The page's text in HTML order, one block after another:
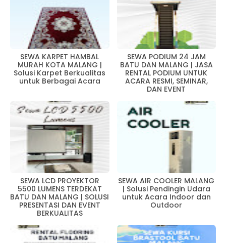
SEWA KARPET HAMBAL
MURAH KOTA MALANG |
Solusi Karpet Berkualitas
untuk Berbagai Acara
SEWA PODIUM 24 JAM
BATU DAN MALANG | JASA
RENTAL PODIUM UNTUK
ACARA RESMI, SEMINAR,
DAN EVENT
SEWA LCD PROYEKTOR
5500 LUMENS TERDEKAT
BATU DAN MALANG | SOLUSI
PRESENTASI DAN EVENT
BERKUALITAS
SEWA AIR COOLER MALANG
| Solusi Pendingin Udara
untuk Acara Indoor dan
Outdoor